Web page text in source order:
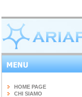
HOME PAGE
CHI SIAMO